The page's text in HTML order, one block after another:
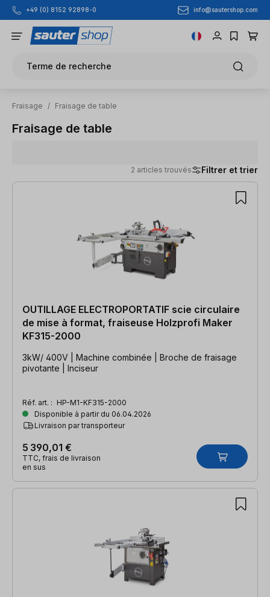
Passer au contenu principal
+49 (0) 8152 92898-0 info@sautershop.com
Terme de recherche
Fraisage / Fraisage de table
Fraisage de table
2 articles trouvés Filtrer et trier
2 articles trouvés
OUTILLAGE ELECTROPORTATIF scie circulaire
de mise à format, fraiseuse Holzprofi Maker
KF315-2000
3kW/ 400V | Machine combinée | Broche de fraisage
pivotante | Inciseur
Réf. art. : HP-M1-KF315-2000
Disponible à partir du 06.04.2026
Livraison par transporteur
5 390,01 €
TTC, frais de livraison
en sus